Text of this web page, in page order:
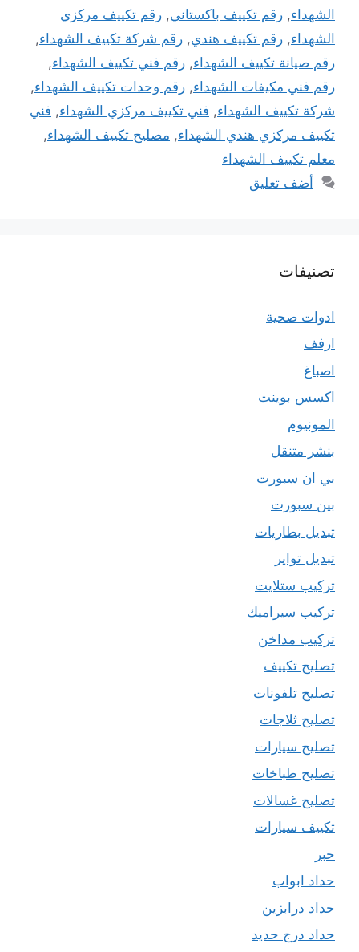
الشهداء, رقم تكييف باكستاني, رقم تكييف مركزي
الشهداء, رقم تكييف هندي, رقم شركة تكييف الشهداء,
رقم صيانة تكييف الشهداء, رقم فني تكييف الشهداء,
رقم فني مكيفات الشهداء, رقم وحدات تكييف الشهداء,
شركة تكييف الشهداء, فني تكييف مركزي الشهداء, فني
تكييف مركزي هندي الشهداء, مصليح تكييف الشهداء,
معلم تكييف الشهداء
أضف تعليق
تصنيفات
ادوات صحية
ارفف
اصباغ
اكسس بوينت
المونيوم
بنشر متنقل
بي ان سبورت
بين سبورت
تبديل بطاريات
تبديل تواير
تركيب ستلايت
تركيب سيراميك
تركيب مداخن
تصليح تكييف
تصليح تلفونات
تصليح ثلاجات
تصليح سيارات
تصليح طباخات
تصليح غسالات
تكييف سيارات
حبر
حداد ابواب
حداد درابزين
حداد درج حديد